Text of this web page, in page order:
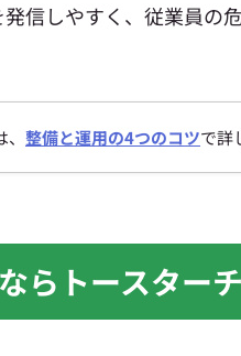
信しやすく、従業員の
整備と運用の4つのコツで詳
らトースター